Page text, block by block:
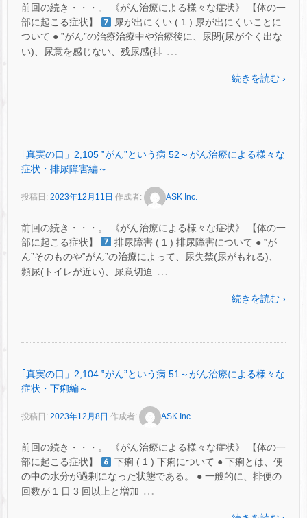
前回の続き・・・。 《がん治療による様々な症状》 【体の一
部に起こる症状】
尿が出にくい ( 1 ) 尿が出にくいことに
ついて ● ‟がん”の治療治療中や治療後に、尿閉(尿が全く出な
い)、尿意を感じない、残尿感(排 …
続きを読む ›
｢真実の口」2,105 ‟がん”という病 52～がん治療による様々な
症状・排尿障害編～
投稿日: 2023年12月11日 作成者: ASK Inc.
前回の続き・・・。 《がん治療による様々な症状》 【体の一
部に起こる症状】
排尿障害 ( 1 ) 排尿障害について ● ‟が
ん”そのものや‟がん”の治療によって、尿失禁(尿がもれる)、
頻尿(トイレが近い)、尿意切迫 …
続きを読む ›
｢真実の口」2,104 ‟がん”という病 51～がん治療による様々な
症状・下痢編～
投稿日: 2023年12月8日 作成者: ASK Inc.
前回の続き・・・。 《がん治療による様々な症状》 【体の一
部に起こる症状】
下痢 ( 1 ) 下痢について ● 下痢とは、便
の中の水分が過剰になった状態である。 ● 一般的に、排便の
回数が 1 日 3 回以上と増加 …